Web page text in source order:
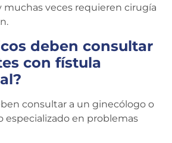
muchas veces requieren cirugía
deben consultar
con fístula
consultar a un ginecólogo o
especializado en problemas